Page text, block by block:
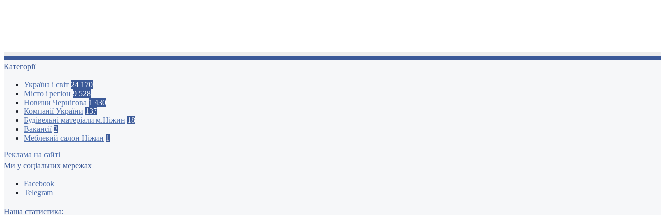
Категорії
Україна і світ 24 170
Місто і регіон 9 528
Новини Чернігова 1 430
Компанії України 137
Будівельні матеріали м.Ніжин 18
Вакансії 2
Меблевий салон Ніжин 1
Реклама на сайті
Ми у соціальних мережах
Facebook
Telegram
Наша статистика: